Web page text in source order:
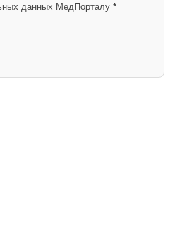
данных МедПорталу *